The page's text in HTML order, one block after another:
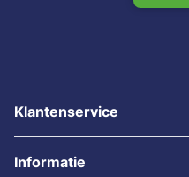
Klantenservice
Informatie